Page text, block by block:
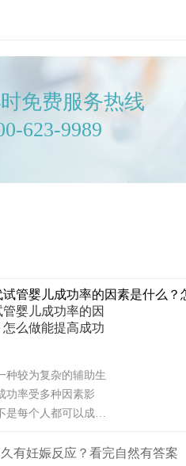
免费服务热线
623-9989
婴儿成功率的因
么做能提高成功
种较为复杂的辅助生
功率受多种因素影
是每个人都可以成
人做试管婴儿不能成
有妊娠反应？看完自然有答案